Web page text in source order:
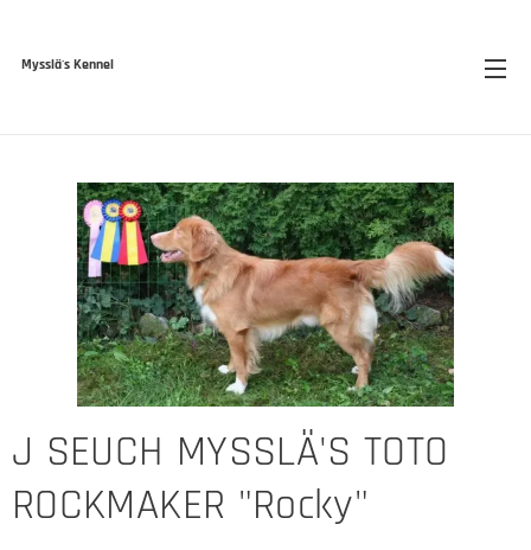
Mysslä's Kennel
J SEUCH MYSSLÄ'S TOTO
ROCKMAKER "Rocky"